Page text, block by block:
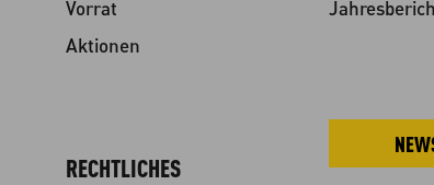
Vorrat
Aktionen
RECHTLICHES